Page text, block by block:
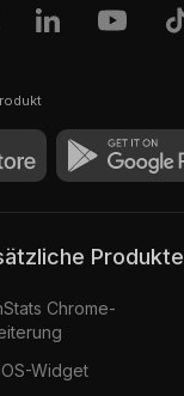
Produkte
Chrome-
Widget